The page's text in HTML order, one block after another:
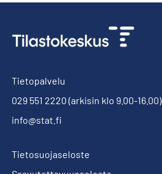
Tietopalvelu
029 551 2220 (arkisin klo 9.00-16.00)
info@stat.fi
Tietosuojaseloste